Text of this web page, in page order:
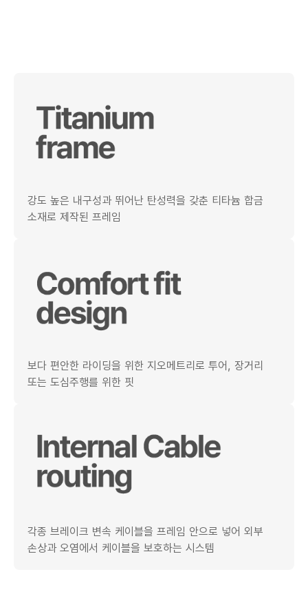
강도 높은 내구성과 뛰어난 탄성력을 갖춘 티타늄 합금
소재로 제작된 프레임
보다 편안한 라이딩을 위한 지오메트리로 투어, 장거리
또는 도심주행를 위한 핏
각종 브레이크 변속 케이블을 프레임 안으로 넣어 외부
손상과 오염에서 케이블을 보호하는 시스템